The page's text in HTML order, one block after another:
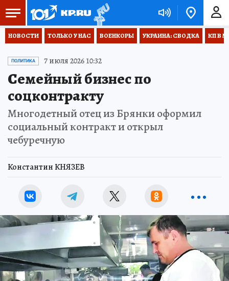
НОВОСТИ ТОЛЬКО У НАС ВОЕНКОРЫ УКРАИНА: СВОДКА КП В
ПОЛИТИКА 7 июля 2026 10:32
Семейный бизнес по
соцконтракту
Многодетный отец из Брянки оформил
социальный контракт и открыл
чебуречную
Константин КНЯЗЕВ